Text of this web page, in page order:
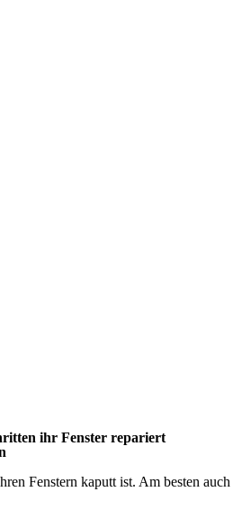
ihr Fenster repariert
Fenstern kaputt ist. Am besten auch